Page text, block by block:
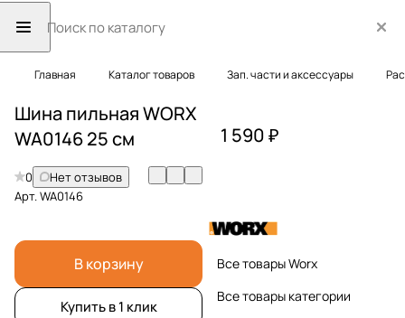
Главная Каталог товаров Зап. части и аксессуары
Шина пильная WORX
WA0146 25 см
0
Нет отзывов
Арт.WA0146
В корзину
Купить в 1 клик
1 590 ₽
Все товары Worx
Все товары категории